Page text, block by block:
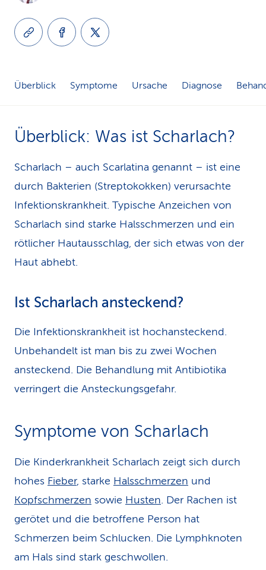
Überblick Symptome Ursache Diagnose
Überblick: Was ist Scharlach?
Scharlach – auch Scarlatina genannt – ist eine
durch Bakterien (Streptokokken) verursachte
Infektionskrankheit. Typische Anzeichen von
Scharlach sind starke Halsschmerzen und ein
rötlicher Hautausschlag, der sich etwas von der
Haut abhebt.
Ist Scharlach ansteckend?
Die Infektionskrankheit ist hochansteckend.
Unbehandelt ist man bis zu zwei Wochen
ansteckend. Die Behandlung mit Antibiotika
verringert die Ansteckungsgefahr.
Symptome von Scharlach
Die Kinderkrankheit Scharlach zeigt sich durch
hohes Fieber, starke Halsschmerzen und
Kopfschmerzen sowie Husten. Der Rachen ist
gerötet und die betroffene Person hat
Schmerzen beim Schlucken. Die Lymphknoten
am Hals sind stark geschwollen.